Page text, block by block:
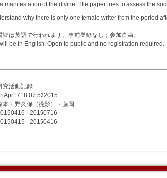
manifestation of the divine. The paper tries to assess the
why there is only one female writer from the period
疑は英語で行われます。事前登録なし；参加自由。
be in English. Open to public and no registration required.
究活動記録
・野久保（撮影）・藤岡
- 20150716
- 20150416